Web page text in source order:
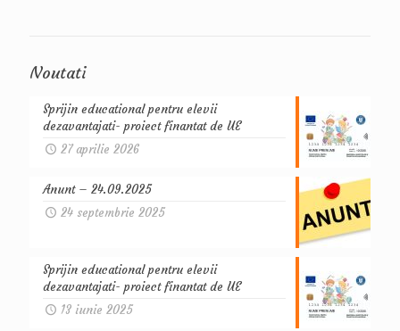
Noutati
Sprijin educational pentru elevii
dezavantajati- proiect finantat de UE
27 aprilie 2026
Anunt – 24.09.2025
24 septembrie 2025
Sprijin educational pentru elevii
dezavantajati- proiect finantat de UE
13 iunie 2025